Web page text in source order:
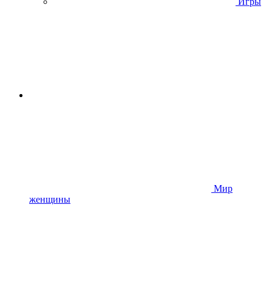
Мир
женщины